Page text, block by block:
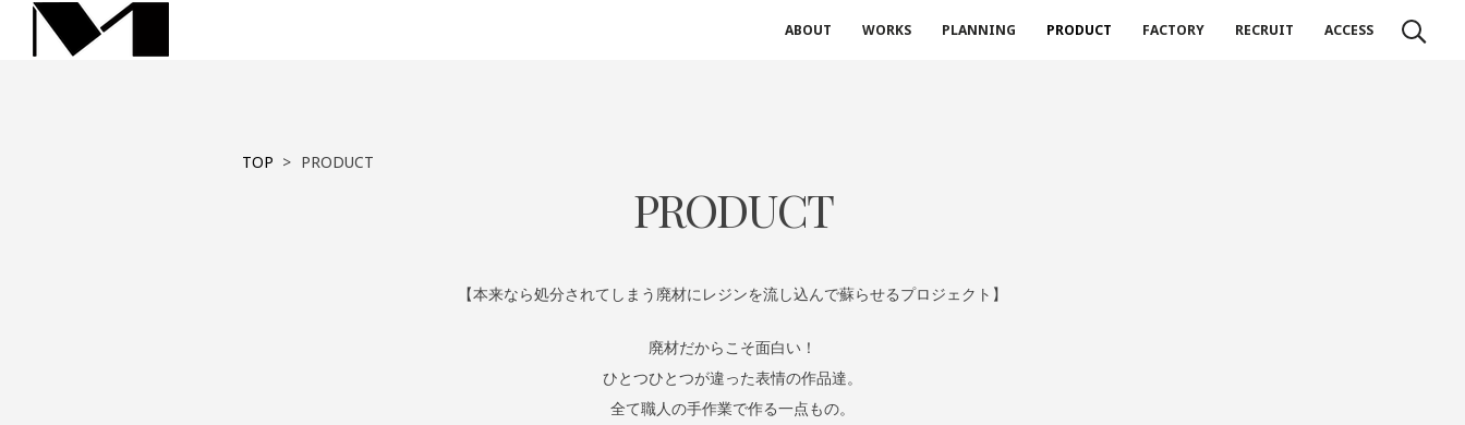
ABOUT
WORKS PLANNING PRODUCT FACTORY RECRUIT ACCESS
TOP PRODUCT
PRODUCT
【本来なら処分されてしまう廃材にレジンを流し込んで蘇らせるプロジェクト】
廃材だからこそ面白い！
ひとつひとつが違った表情の作品達。
全て職人の手作業で作る一点もの。